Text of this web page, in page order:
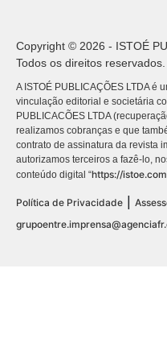
Copyright © 2026 - ISTOÉ
Todos os direitos reservados.
A ISTOÉ PUBLICAÇÕES LTDA é
vinculação editorial e societária
PUBLICACÕES LTDA
realizamos cobranças e que
contrato de assinatura da revista
autorizamos terceiros a fazê-lo,
conteúdo digital “https://
Política de Privacidade